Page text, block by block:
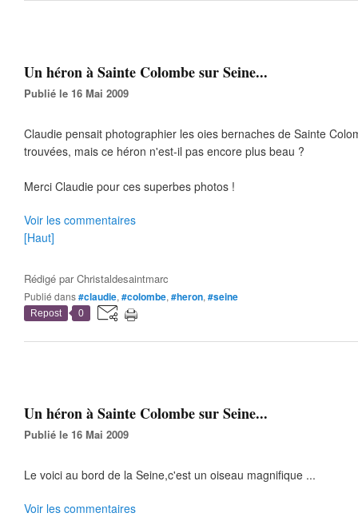
Un héron à Sainte Colombe sur Seine...
Publié le 16 Mai 2009
Claudie pensait photographier les oies bernaches de Sainte
trouvées, mais ce héron n'est-il pas encore plus beau ?
Merci Claudie pour ces superbes photos !
Voir les commentaires
[Haut]
Rédigé parChristaldesaintmarc
Publié dans#claudie, #colombe, #heron, #seine
Repost 0
Un héron à Sainte Colombe sur Seine...
Publié le 16 Mai 2009
Le voici au bord de la Seine,c'est un oiseau magnifique ...
Voir les commentaires